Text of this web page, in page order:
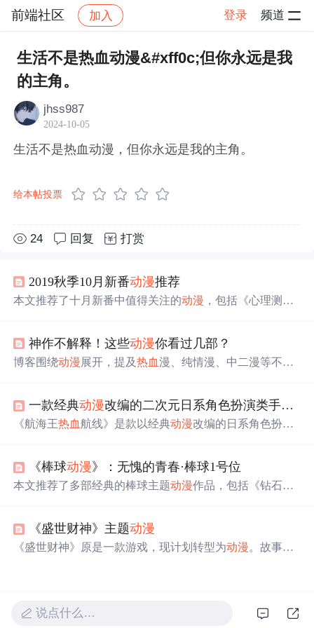
前端社区 加入 登录 频道
社区 前端社区 感慨 帖子详情
生活不是热血动漫&#xff0c;但你永远是我
的主角。
jhss987
2024-10-05
生活不是热血动漫，但你永远是我的主角。
给本帖投票
24 回复 打赏
2019秋季10月新番动漫推荐
本文推荐了十月新番中值得关注的动漫 ，包括《心理测量
涵盖了沙雕、热血 、侦探、恋爱等多个主题。
神作不解释！这些动漫你看过几部？
博客围绕动漫展开，提及热血漫、纯情漫、中二漫等不同
一款经典动漫改编的二次元日系角色扮演类手游——航海王
《航海王热血航线》是款以经典动漫改编的日系角色扮演
皮·机关枪】、【橡皮·抓】和【橡皮·攻城炮】。技能连招
如【橡皮·机关枪】+四段普攻+【橡皮·抓】+【橡皮·攻城
击，推荐使用【誓死捍卫名刀系列】和【被称为“暴君”】
的战意卡组，提升战力。
《棒球动漫 》：无愧的青春·棒球1号位
本文推荐了多部经典的棒球主题动漫作品，包括《钻石王
《盛世财神》主题动漫
《盛世财神》原是一款游戏，现计划转型为动漫。故事分
说点什么…